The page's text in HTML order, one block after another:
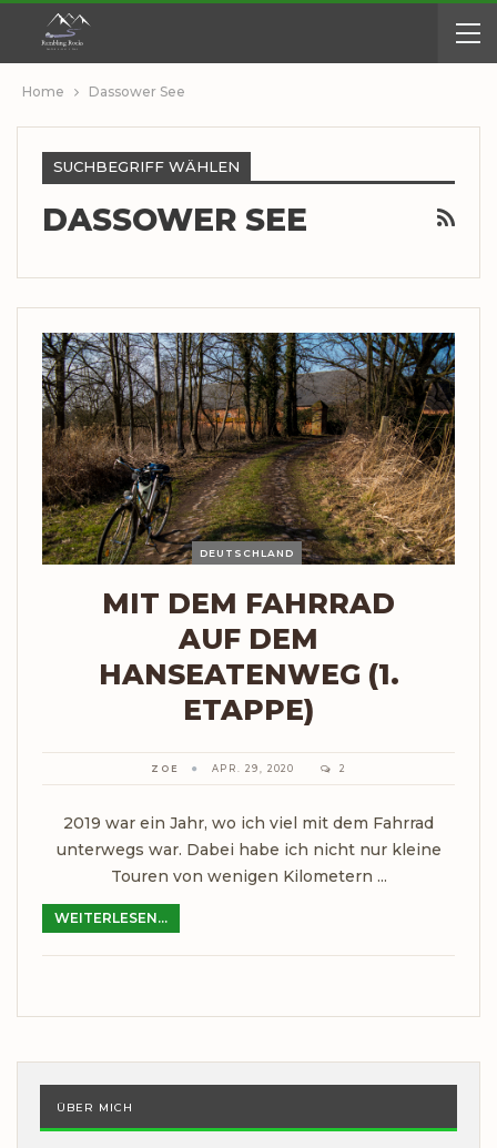
Home Dassower See
SUCHBEGRIFF WÄHLEN
DASSOWER SEE
DEUTSCHLAND
MIT DEM FAHRRAD
AUF DEM
HANSEATENWEG (1.
ETAPPE)
ZOE APR. 29, 2020 2
2019 war ein Jahr, wo ich viel mit dem Fahrrad
unterwegs war. Dabei habe ich nicht nur kleine
Touren von wenigen Kilometern ...
WEITERLESEN...
ÜBER MICH